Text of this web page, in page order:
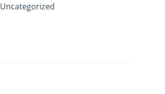
Uncategorized